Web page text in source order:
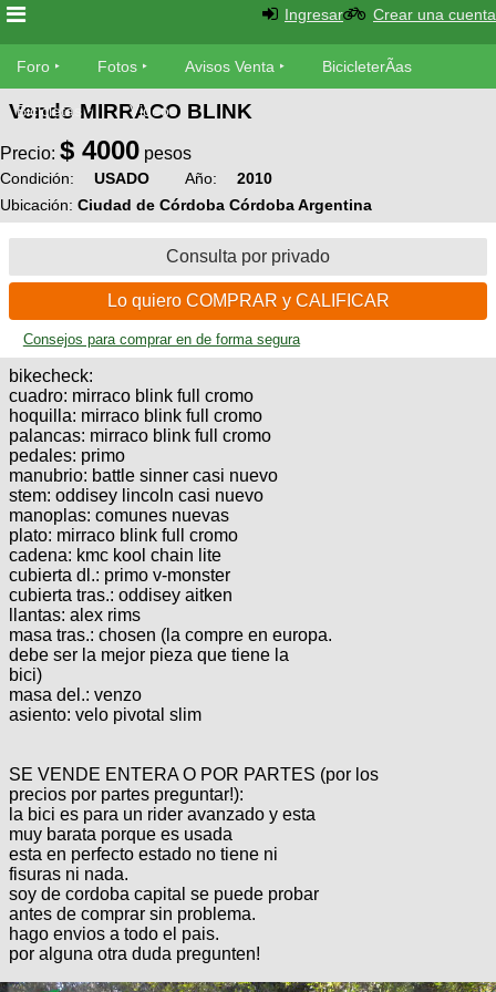
Foro
Foro
TÃ©cnica
MecÃ¡nica
Fotos
SUBÃ
tu foto
Galeria
XC
Bicicletas
Viajes
Descenso
Dirt
BMX
Ruta,
triatlon
De
todo
Retro
Enduro
Fotos
del
DÃA
Fotos
mas
votadas
Avisos
Ventas
SUBÃ
aviso
Buscar
Ultimos
Fotos
Categorias
COMPRO
CANJE
Mi
ReputaciÃ³n
Mis
Compras
Bicicletas
Bicicletas
Tandem
Freerider
TÃ©cnica
MecÃ¡nica
Robadas
Noticias
Calendario
Videos
Cicloturismo
Salidas
Operadores
de
cicloturismo
Relatos
de
viajes
Foro
de
Usuarios
Ãšltimos
Buscar
Mis
Amigos
Actividad
de
Ingresar Crear una cuenta
Foro Fotos Avisos Venta BicicleterÃ­as
Bicicletas Videos
Vendo MIRRACO BLINK
Precio: $ 4000 pesos
Condición: USADO Año:
2010
Ubicación: Ciudad de Córdoba Córdoba Argentina
Consulta por privado
Lo quiero COMPRAR y CALIFICAR
Consejos para comprar en de forma segura
bikecheck:
cuadro: mirraco blink full cromo
hoquilla: mirraco blink full cromo
palancas: mirraco blink full cromo
pedales: primo
manubrio: battle sinner casi nuevo
stem: oddisey lincoln casi nuevo
manoplas: comunes nuevas
plato: mirraco blink full cromo
cadena: kmc kool chain lite
cubierta dl.: primo v-monster
cubierta tras.: oddisey aitken
llantas: alex rims
masa tras.: chosen (la compre en europa.
debe ser la mejor pieza que tiene la
bici)
masa del.: venzo
asiento: velo pivotal slim
SE VENDE ENTERA O POR PARTES (por los
precios por partes preguntar!):
la bici es para un rider avanzado y esta
muy barata porque es usada
esta en perfecto estado no tiene ni
fisuras ni nada.
soy de cordoba capital se puede probar
antes de comprar sin problema.
hago envios a todo el pais.
por alguna otra duda pregunten!